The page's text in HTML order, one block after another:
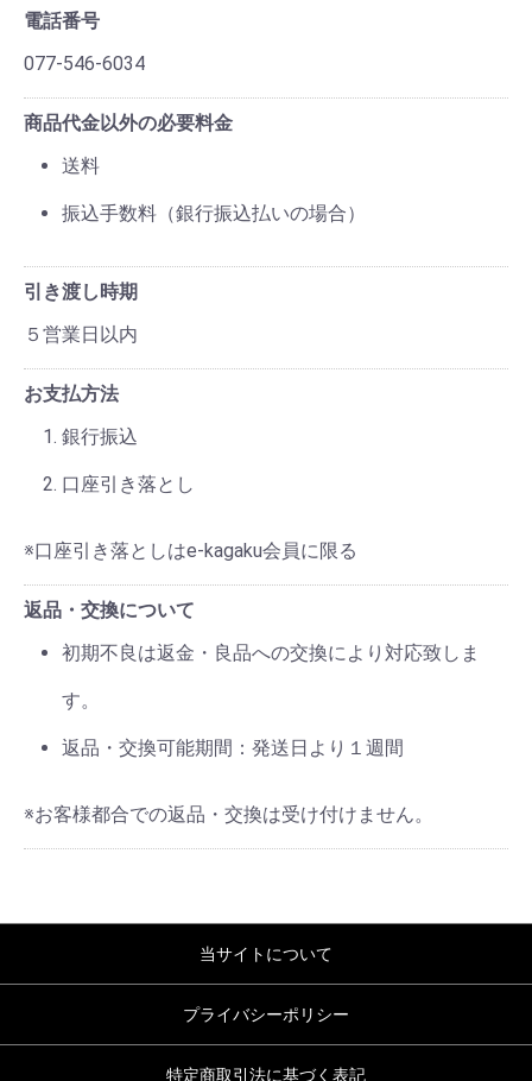
電話番号
077-546-6034
商品代金以外の必要料金
送料
振込手数料（銀行振込払いの場合）
引き渡し時期
５営業日以内
お支払方法
銀行振込
口座引き落とし
※口座引き落としはe-kagaku会員に限る
返品・交換について
初期不良は返金・良品への交換により対応致しま
す。
返品・交換可能期間：発送日より１週間
※お客様都合での返品・交換は受け付けません。
当サイトについて
プライバシーポリシー
特定商取引法に基づく表記